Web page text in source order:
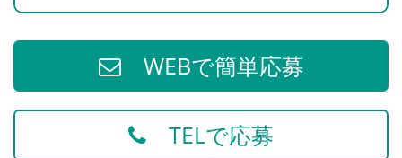
・4年制大学の社会福祉学、心理学、教育学、社会学部を
卒業
◎普通自動車免許（必須）
WEBで簡単応募
TELで応募